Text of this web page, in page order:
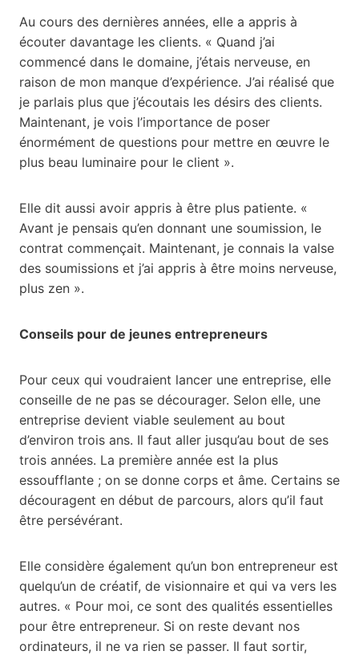
Au cours des dernières années, elle a appris à
écouter davantage les clients. « Quand j’ai
commencé dans le domaine, j’étais nerveuse, en
raison de mon manque d’expérience. J’ai réalisé que
je parlais plus que j’écoutais les désirs des clients.
Maintenant, je vois l’importance de poser
énormément de questions pour mettre en œuvre le
plus beau luminaire pour le client ».
Elle dit aussi avoir appris à être plus patiente. «
Avant je pensais qu’en donnant une soumission, le
contrat commençait. Maintenant, je connais la valse
des soumissions et j’ai appris à être moins nerveuse,
plus zen ».
Conseils pour de jeunes entrepreneurs
Pour ceux qui voudraient lancer une entreprise, elle
conseille de ne pas se décourager. Selon elle, une
entreprise devient viable seulement au bout
d’environ trois ans. Il faut aller jusqu’au bout de ses
trois années. La première année est la plus
essoufflante ; on se donne corps et âme. Certains se
découragent en début de parcours, alors qu’il faut
être persévérant.
Elle considère également qu’un bon entrepreneur est
quelqu’un de créatif, de visionnaire et qui va vers les
autres. « Pour moi, ce sont des qualités essentielles
pour être entrepreneur. Si on reste devant nos
ordinateurs, il ne va rien se passer. Il faut sortir,